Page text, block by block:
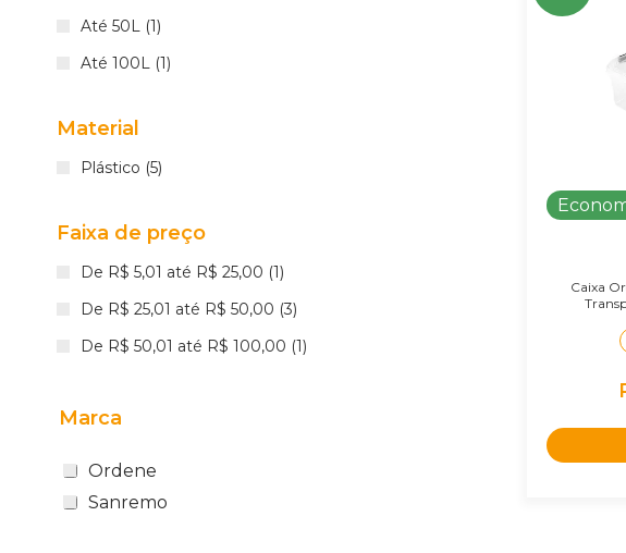
Até 50L (1)
Até 100L (1)
Material
Plástico (5)
Faixa de preço
De R$ 5,01 até R$ 25,00 (1)
De R$ 25,01 até R$ 50,00 (3)
De R$ 50,01 até R$ 100,00 (1)
Marca
Ordene
Sanremo
Caixa